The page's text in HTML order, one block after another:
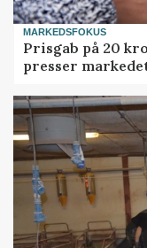
MARKEDSFOKUS
Prisgab på 20
presser